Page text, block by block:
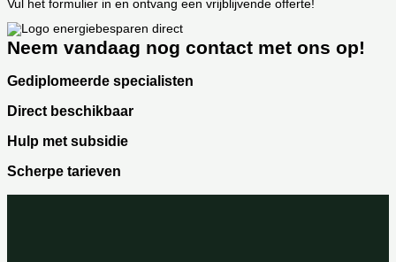
Vul het formulier in en ontvang een vrijblijvende offerte!
Neem vandaag nog contact met ons op!
Gediplomeerde specialisten
Direct beschikbaar
Hulp met subsidie
Scherpe tarieven